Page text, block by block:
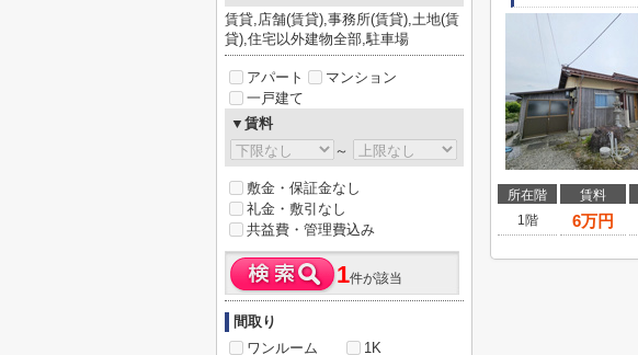
所在階 賃料
1階
6万円
賃貸,店舗(賃貸),事務所(賃貸),土地(賃
貸),住宅以外建物全部,駐車場
アパート
マンション
一戸建て
▼賃料
～
敷金・保証金なし
礼金・敷引なし
共益費・管理費込み
1件が該当
間取り
ワンルーム
1K